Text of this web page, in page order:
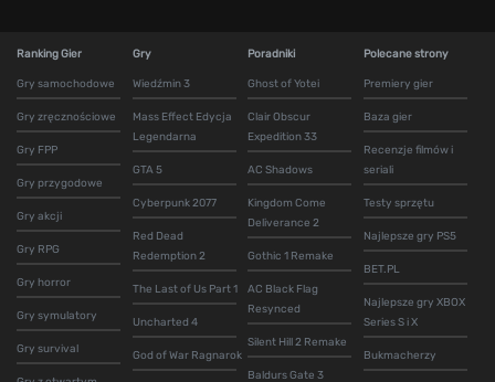
Ranking Gier
Gry samochodowe
Gry zręcznościowe
Gry FPP
Gry przygodowe
Gry akcji
Gry RPG
Gry horror
Gry symulatory
Gry survival
Gry
Wiedźmin 3
Mass Effect Edycja
Legendarna
GTA 5
Cyberpunk 2077
Red Dead
Redemption 2
The Last of Us Part 1
Uncharted 4
God of War Ragnarok
Poradniki
Ghost of Yotei
Clair Obscur
Expedition 33
AC Shadows
Kingdom Come
Deliverance 2
Gothic 1 Remake
AC Black Flag
Resynced
Silent Hill 2 Remake
Baldurs Gate 3
Polecane strony
Premiery gier
Baza gier
Recenzje filmów i
seriali
Testy sprzętu
Najlepsze gry PS5
BET.PL
Najlepsze gry XBOX
Series S i X
Bukmacherzy